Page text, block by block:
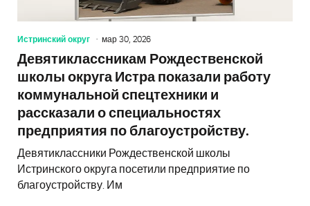
Истринский округ мар 30, 2026
Девятиклассникам Рождественской
школы округа Истра показали работу
коммунальной спецтехники и
рассказали о специальностях
предприятия по благоустройству.
Девятиклассники Рождественской школы
Истринского округа посетили предприятие по
благоустройству. Им